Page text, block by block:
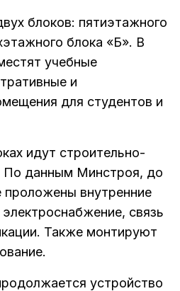
блоков: пятиэтажного
блока «Б». В
учебные
и
для студентов и
идут строительно-
данным Минстроя, до
проложены внутренние
связь
Также монтируют
устройство